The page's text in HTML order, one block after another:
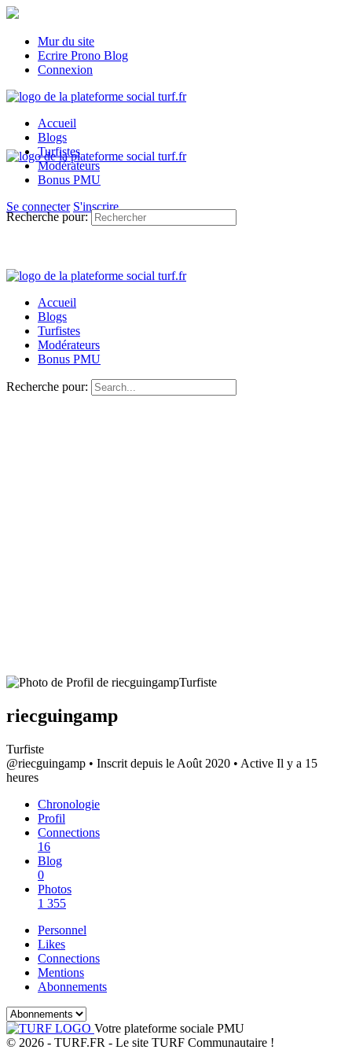
Mur du site
Ecrire Prono Blog
Connexion
Accueil
Blogs
Turfistes
Modérateurs
Bonus PMU
Se connecter S'inscrire
Recherche pour:
Accueil
Blogs
Turfistes
Modérateurs
Bonus PMU
Recherche pour:
Turfiste
riecguingamp
Turfiste
@riecguingamp • Inscrit depuis le Août 2020 • Active Il y a 15
heures
Chronologie
Profil
Connections
16
Blog
0
Photos
1 355
Personnel
Likes
Connections
Mentions
Abonnements
Votre plateforme sociale PMU
© 2026 - TURF.FR - Le site TURF Communautaire !